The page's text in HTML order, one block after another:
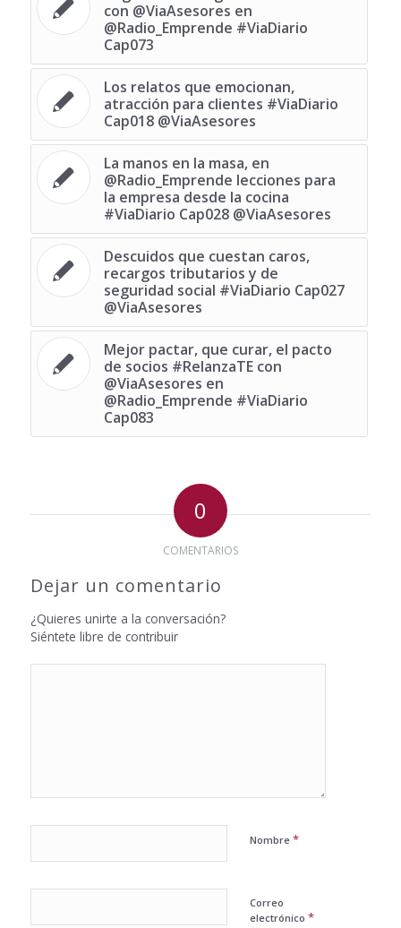
con @ViaAsesores en
@Radio_Emprende #ViaDiario
Cap073
Los relatos que emocionan,
atracción para clientes #ViaDiario
Cap018 @ViaAsesores
La manos en la masa, en
@Radio_Emprende lecciones para
la empresa desde la cocina
#ViaDiario Cap028 @ViaAsesores
Descuidos que cuestan caros,
recargos tributarios y de
seguridad social #ViaDiario Cap027
@ViaAsesores
Mejor pactar, que curar, el pacto
de socios ‪#‎RelanzaTE‬ con
@ViaAsesores en
@Radio_Emprende #ViaDiario
Cap083
0
COMENTARIOS
Dejar un comentario
¿Quieres unirte a la conversación?
Siéntete libre de contribuir
Nombre *
Correo
electrónico *